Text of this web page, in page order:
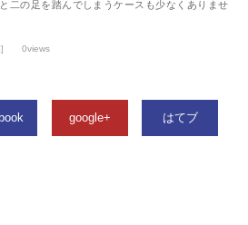
二の足を踏んでしまうケースも少なくありませ
0views
google+ はてブ